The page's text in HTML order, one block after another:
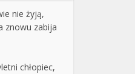
nie żyją,
znowu zabija
chłopiec,